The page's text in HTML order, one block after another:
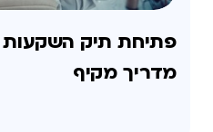
פתיחת תיק
מדריך מקיף